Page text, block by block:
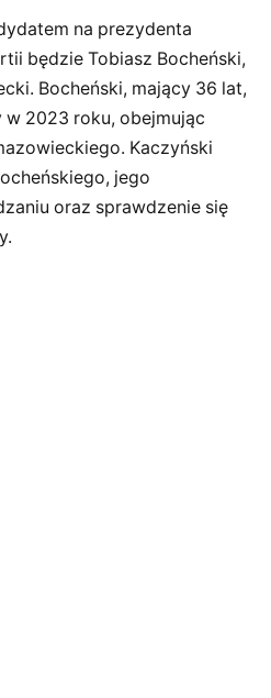
na prezydenta
będzie Tobiasz Bocheński,
Bocheński, mający 36 lat,
w 2023 roku, obejmując
Kaczyński
jego
oraz sprawdzenie się